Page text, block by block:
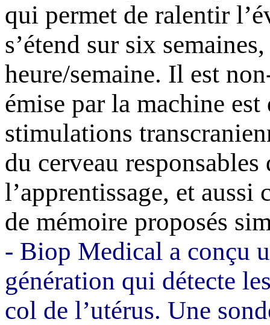
qui permet de ralentir
s’étend sur six
heure/semaine. Il est
émise par la machine
stimulations
du cerveau
l’apprentissage, et
de mémoire proposés
- Biop Medical a conçu
génération qui détecte
col de l’utérus. Une